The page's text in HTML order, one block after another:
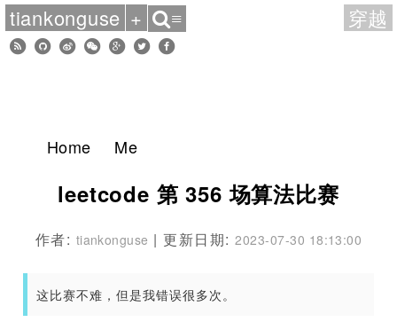
Home Me
leetcode 第 356 场算法比赛
作者: tiankonguse | 更新日期:2023-07-30 18:13:00
这比赛不难，但是我错误很多次。
tiankonguse + ≡ 穿越